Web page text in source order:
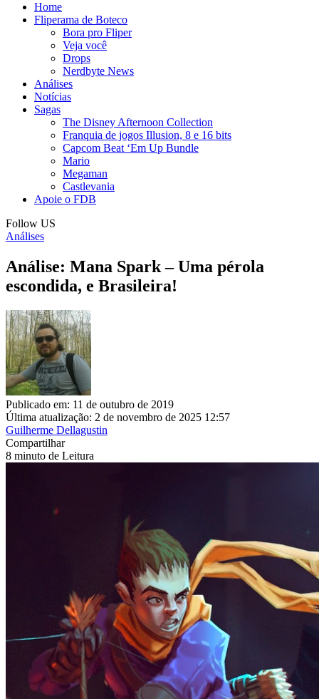
Home
Fliperama de Boteco
Bora pro Fliper
Veja você
Drops
Nerdbyte News
Análises
Notícias
Sagas
The Disney Afternoon Collection
Franquia de jogos Illusion, 8 e 16 bits
Capcom Beat ‘Em Up Bundle
Mario
Megaman
Castlevania
Apoie o FDB
Follow US
Análises
Análise: Mana Spark – Uma pérola
escondida, e Brasileira!
Publicado em: 11 de outubro de 2019
Última atualização: 2 de novembro de 2025 12:57
Guilherme Dellagustin
Compartilhar
8 minuto de Leitura